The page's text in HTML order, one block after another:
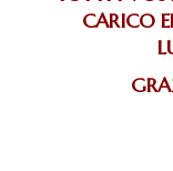
CARICO